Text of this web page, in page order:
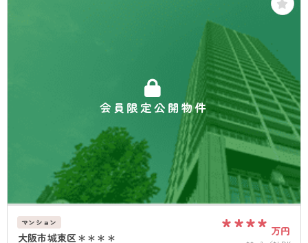
会員限定公開物件
マンション
大阪市城東区＊＊＊＊ **** 万円